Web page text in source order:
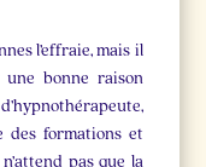
l’effraie, mais il
une bonne raison
des formations et
pas que la